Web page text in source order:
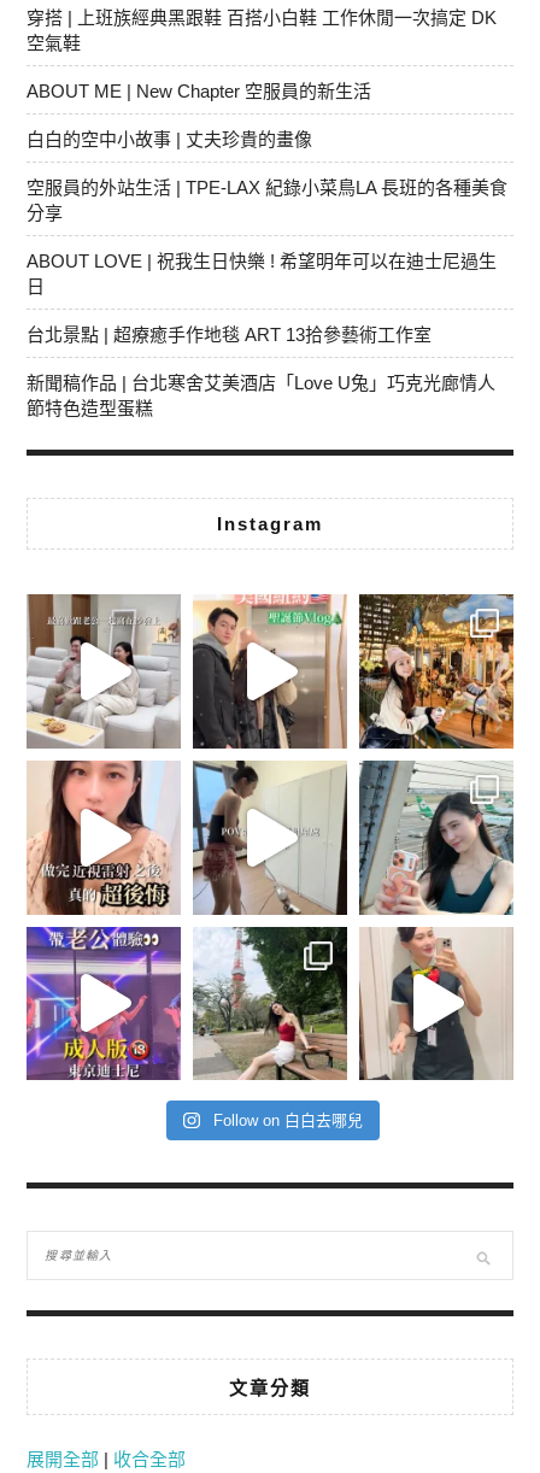
穿搭 | 上班族經典黑跟鞋 百搭小白鞋 工作休閒一次搞定 DK
空氣鞋
ABOUT ME | New Chapter 空服員的新生活
白白的空中小故事 | 丈夫珍貴的畫像
空服員的外站生活 | TPE-LAX 紀錄小菜鳥LA 長班的各種美食
分享
ABOUT LOVE | 祝我生日快樂 ! 希望明年可以在迪士尼過生
日
台北景點 | 超療癒手作地毯 ART 13拾參藝術工作室
新聞稿作品 | 台北寒舍艾美酒店「Love U兔」巧克光廊情人
節特色造型蛋糕
Instagram
Follow on 白白去哪兒
文章分類
展開全部 | 收合全部